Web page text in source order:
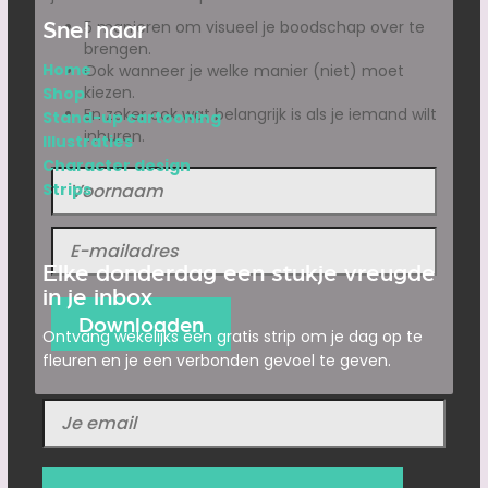
5 manieren om visueel je boodschap over te
brengen.
Ook wanneer je welke manier (niet) moet
kiezen.
En zeker ook wat belangrijk is als je iemand wilt
inhuren.
Snel naar
Home
Shop
Stand-up cartooning
Illustraties
Character design
Strips
Elke donderdag een stukje vreugde
in je inbox
Ontvang wekelijks een gratis strip om je dag op te
fleuren en je een verbonden gevoel te geven.